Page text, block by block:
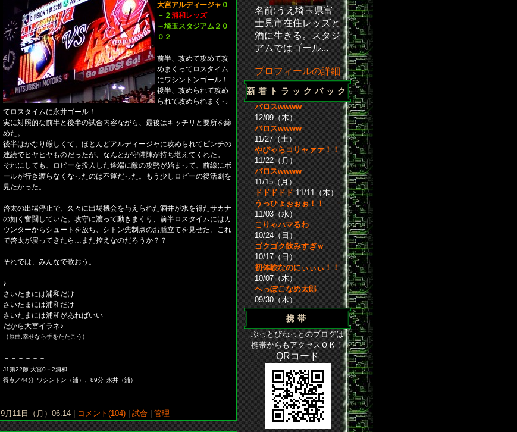
大宮アルディージャ ０
－２浦和レッズ
～埼玉スタジアム２０
０２
前半、攻めて攻めて攻
めまくってロスタイム
にワシントンゴール！
後半、攻められて攻め
られて攻められまくっ
てロスタイムに永井ゴール！
実に対照的な前半と後半の試合内容ながら、最後はキッチリと要所を締
めた。
後半はかなり厳しくて、ほとんどアルディージャに攻められてピンチの
連続でヒヤヒヤものだったが、なんとか守備陣が持ち堪えてくれた。
それにしても、ロビーを投入した途端に敵の攻勢が始まって、前線にボ
ールが行き渡らなくなったのは不運だった。もう少しロビーの復活劇を
見たかった。
啓太の出場停止で、久々に出場機会を与えられた酒井が水を得たサカナ
の如く奮闘していた。攻守に渡って動きまくり、前半ロスタイムにはカ
ウンターからシュートを放ち、シトン先制点のお膳立てを見せた。これ
で啓太が戻ってきたら…また控えなのだろうか？？
それでは、みんなで歌おう。
♪
さいたまには浦和だけ
さいたまには浦和だけ
さいたまには浦和があればいい
だから大宮イラネ♪
（原曲:幸せなら手をたたこう）
－－－－－－
J1第22節 大宮0－2浦和
得点／44分･ワシントン（浦）、89分･永井（浦）
9月11日（月）06:14 | コメント(104) 試合 管理
名前:うえ埼玉県富
士見市在住レッズと
酒に生きる。スタジ
アムではゴール...
プロフィールの詳細
新着トラックバック
バロスwwww
12/09（木）
バロスwwww
11/27（土）
やびゃらコリャァァ！！
11/22（月）
バロスwwww
11/15（月）
ドドドドド11/11（木）
うっひょぉぉぉ！！
11/03（水）
こりゃハマるわ
10/24（日）
ゴクゴク飲みすぎｗ
10/17（日）
初体験なのにぃぃぃ！！
10/07（木）
へっぽこなめ太郎
09/30（木）
携帯
ぶっとびねっとのブログは
携帯からもアクセスＯＫ！
QRコード